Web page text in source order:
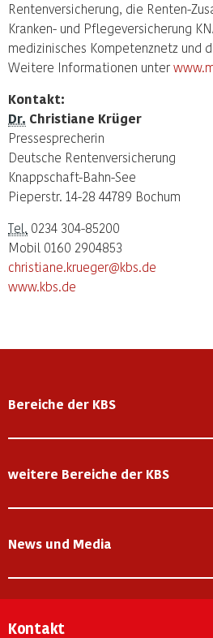
Rentenversicherung, die Renten-
Kranken- und Pflegeversicherung
medizinisches Kompetenznetz und
Weitere Informationen unter
Kontakt:
Dr. Christiane Krüger
Pressesprecherin
Deutsche Rentenversicherung
Knappschaft-Bahn-See
Pieperstr. 14-28 44789 Bochum
Tel. 0234 304-85200
Mobil 0160 2904853
christiane.krueger@kbs.de
www.kbs.de
Bereiche der KBS
weitere Bereiche der KBS
News und Media
Kontakt